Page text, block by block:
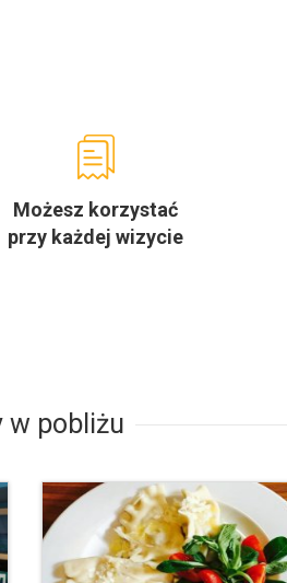
Możesz korzystać
przy każdej wizycie
w pobliżu